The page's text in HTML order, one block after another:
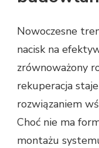
Nowoczesne
nacisk na
zrównoważony
rekuperacja
rozwiązaniem
Choć nie ma
montażu